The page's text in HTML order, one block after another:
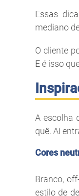
Essas
mediano
O cliente
E é isso
A escolha
quê. Aí
Cores
Branco,
estilo de